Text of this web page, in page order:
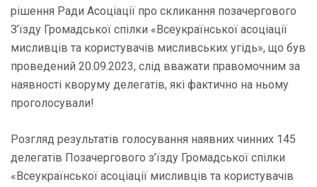
рішення Ради Асоціації про скликання позачергового
З’їзду Громадської спілки «Всеукраїнської асоціації
мисливців та користувачів мисливських угідь», що був
проведений 20.09.2023, слід вважати правомочним за
наявності кворуму делегатів, які фактично на ньому
проголосували!
Розгляд результатів голосування наявних чинних 145
делегатів Позачергового з’їзду Громадської спілки
«Всеукраїнської асоціації мисливців та користувачів